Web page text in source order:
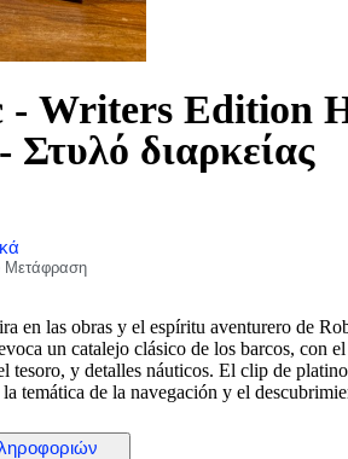
Writers Edition
Στυλό διαρκείας
Μετάφραση
en las obras y el espíritu aventurero de
un catalejo clásico de los barcos, con
tesoro, y detalles náuticos. El clip de
temática de la navegación y el